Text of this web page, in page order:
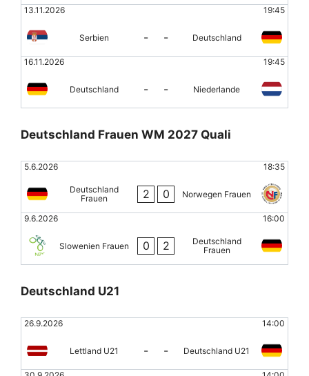
13.11.2026 19:45
Serbien - - Deutschland
16.11.2026 19:45
Deutschland - - Niederlande
Deutschland Frauen WM 2027 Quali
5.6.2026 18:35
Deutschland
Frauen
2 0 Norwegen Frauen
9.6.2026 16:00
Slowenien Frauen 0 2
Deutschland
Frauen
Deutschland U21
26.9.2026 14:00
Lettland U21 - - Deutschland U21